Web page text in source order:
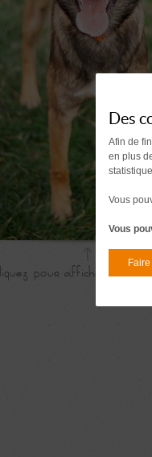
Des
Afin de
en plus
Vous
Vous